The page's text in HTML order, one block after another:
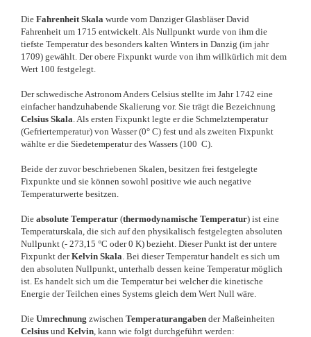
Die Fahrenheit Skala wurde vom Danziger Glasbläser David
Fahrenheit um 1715 entwickelt. Als Nullpunkt wurde von ihm die
tiefste Temperatur des besonders kalten Winters in Danzig (im jahr
1709) gewählt. Der obere Fixpunkt wurde von ihm willkürlich mit dem
Wert 100 festgelegt.
Der schwedische Astronom Anders Celsius stellte im Jahr 1742 eine
einfacher handzuhabende Skalierung vor. Sie trägt die Bezeichnung
Celsius Skala . Als ersten Fixpunkt legte er die Schmelztemperatur
(Gefriertemperatur) von Wasser (0° C) fest und als zweiten Fixpunkt
wählte er die Siedetemperatur des Wassers (100 C).
Beide der zuvor beschriebenen Skalen, besitzen frei festgelegte
Fixpunkte und sie können sowohl positive wie auch negative
Temperaturwerte besitzen.
Die absolute Temperatur (thermodynamische Temperatur) ist eine
Temperaturskala, die sich auf den physikalisch festgelegten absoluten
Nullpunkt (- 273,15 °C oder 0 K) bezieht. Dieser Punkt ist der untere
Fixpunkt derKelvin Skala . Bei dieser Temperatur handelt es sich um
den absoluten Nullpunkt, unterhalb dessen keine Temperatur möglich
ist. Es handelt sich um die Temperatur bei welcher die kinetische
Energie der Teilchen eines Systems gleich dem Wert Null wäre.
Die Umrechnung zwischen Temperaturangaben der Maßeinheiten
Celsius und Kelvin , kann wie folgt durchgeführt werden: